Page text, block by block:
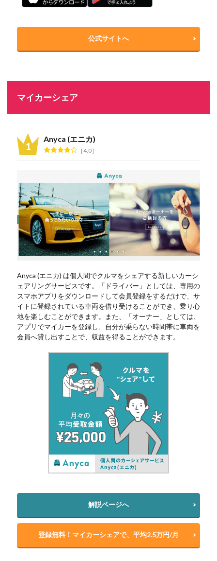
公式サイトへ
マイカーシェア
Anyca (エニカ)
4.0
Anyca (エニカ) は個人間でクルマをシェアする新しいカーシ
ェアリングサービスです。「ドライバー」としては、専用の
スマホアプリをダウンロードして会員登録をするだけで、サ
イトに登録されている車両を借り受けることができ、乗り心
地を楽しむことができます。また、「オーナー」としては、
アプリでマイカーを登録し、自分が乗らない時間帯に車両を
会員へ貸し出すことで、収益を得ることができます。
解説ページへ
登録無料！マイカーシェアで、平均2.5万円/月